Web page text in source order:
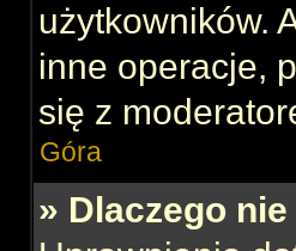
użytkowników.
inne operacje,
się z
Góra
» Dlaczego